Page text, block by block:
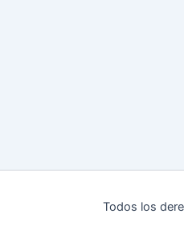
Todos los